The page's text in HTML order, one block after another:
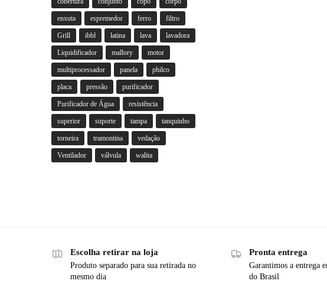
enxuta espremedor ferro filtro
Grill ibbl latina lava lavadora
Liquidificador mallory motor
multiprocessador panela philco
placa pressão purificador
Purificador de Água resistência
superior suporte tampa tanquinho
torneira tramontina vedação
Ventilador válvula walita
Escolha retirar na loja
Produto separado para sua retirada no
mesmo dia
Pronta entrega
Garantimos a entrega
do Brasil